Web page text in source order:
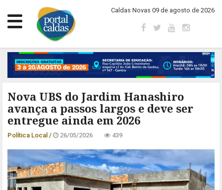
Caldas Novas 09 de agosto de 2026
Nova UBS do Jardim Hanashiro
avança a passos largos e deve ser
entregue ainda em 2026
Política Local / 26/05/2026 439